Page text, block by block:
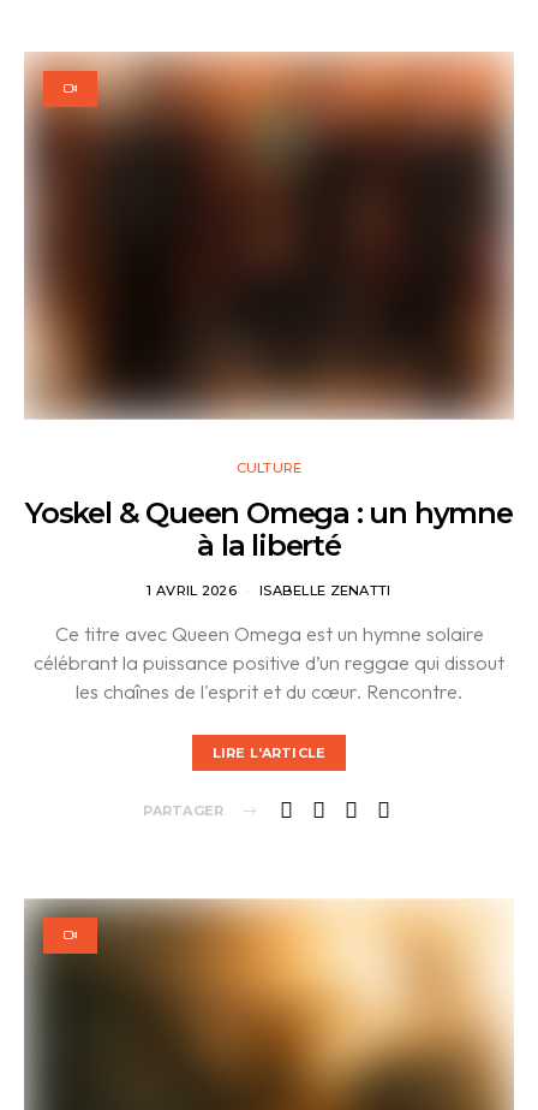
CULTURE
Yoskel & Queen Omega : un hymne
à la liberté
1 AVRIL 2026 ISABELLE ZENATTI
Ce titre avec Queen Omega est un hymne solaire
célébrant la puissance positive d’un reggae qui dissout
les chaînes de l'esprit et du cœur. Rencontre.
LIRE L'ARTICLE
PARTAGER